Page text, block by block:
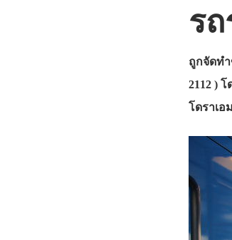
ร
ถูกจัดทำ
2112 )
โดราเอ